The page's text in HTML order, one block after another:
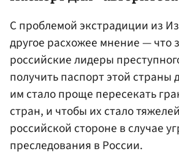
С проблемой экстрадиции из
другое расхожее мнение — что
российские лидеры
получить паспорт этой страны
им стало проще пересекать
стран, и чтобы их стало
российской стороне в случае
преследования в России.